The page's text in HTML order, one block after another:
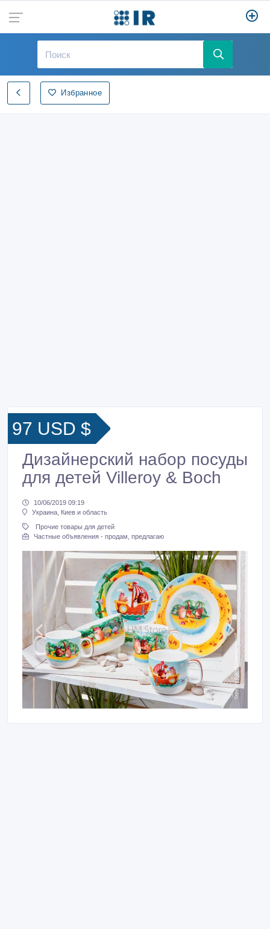
Избранное
97 USD $
Дизайнерский набор посуды
для детей Villeroy & Boch
10/06/2019 09:19
Украина, Киев и область
Прочие товары для детей
Частные объявления - продам, предлагаю